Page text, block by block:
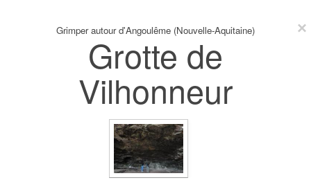
Grimper autour d'Angoulême (Nouvelle-Aquitaine)
Grotte de
Vilhonneur